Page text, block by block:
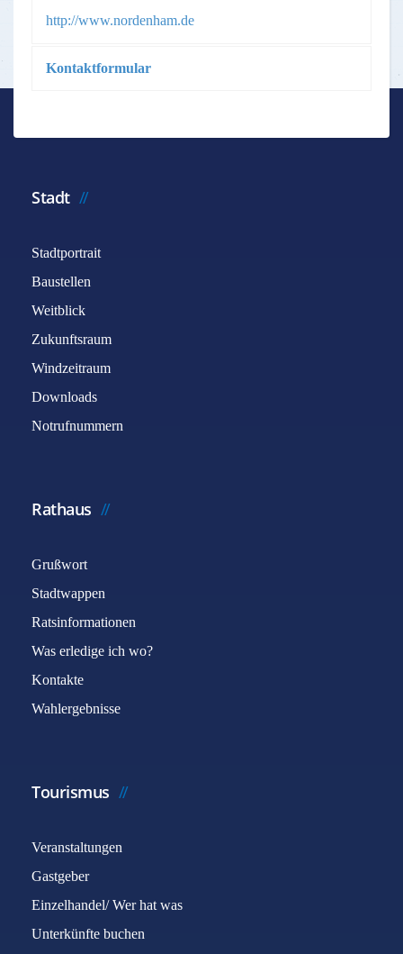
http://www.nordenham.de
Kontaktformular
*Benötigtes Feld
E-Mail*
Nachricht
Captcha*
E-Mail senden
Stadt
Stadtportrait
Baustellen
Weitblick
Zukunftsraum
Windzeitraum
Downloads
Notrufnummern
Rathaus
Grußwort
Stadtwappen
Ratsinformationen
Was erledige ich wo?
Kontakte
Wahlergebnisse
Tourismus
Veranstaltungen
Gastgeber
Einzelhandel/ Wer hat was
Unterkünfte buchen